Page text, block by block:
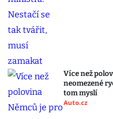
Více než
neomezené
tom myslí
Auto.cz